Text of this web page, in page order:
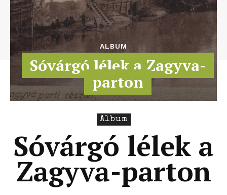
ALBUM
Sóvárgó lélek a Zagyva-
parton
Album
Sóvárgó lélek a
Zagyva-parton